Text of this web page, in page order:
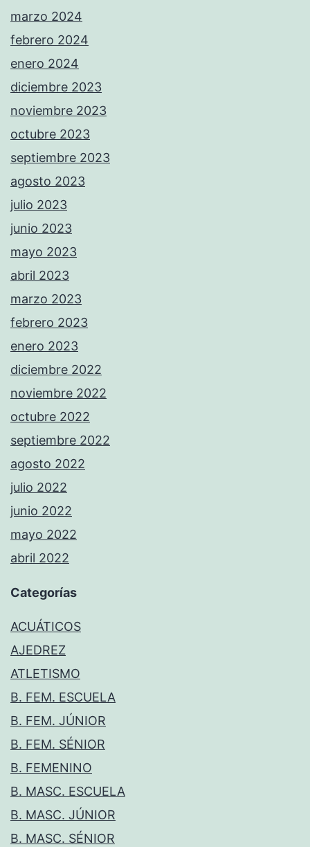
marzo 2024
febrero 2024
enero 2024
diciembre 2023
noviembre 2023
octubre 2023
septiembre 2023
agosto 2023
julio 2023
junio 2023
mayo 2023
abril 2023
marzo 2023
febrero 2023
enero 2023
diciembre 2022
noviembre 2022
octubre 2022
septiembre 2022
agosto 2022
julio 2022
junio 2022
mayo 2022
abril 2022
Categorías
ACUÁTICOS
AJEDREZ
ATLETISMO
B. FEM. ESCUELA
B. FEM. JÚNIOR
B. FEM. SÉNIOR
B. FEMENINO
B. MASC. ESCUELA
B. MASC. JÚNIOR
B. MASC. SÉNIOR